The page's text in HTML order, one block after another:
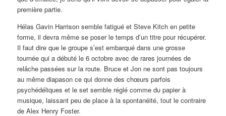
première partie.
Hélas Gavin Harrison semble fatigué et Steve Kitch en petite
forme, il devra même se poser le temps d’un titre pour récupérer.
Il faut dire que le groupe s’est embarqué dans une grosse
tournée qui a débuté le 6 octobre avec de rares journées de
relâche passées sur la route. Bruce et Jon ne sont pas toujours
au même diapason ce qui donne des chœurs parfois
psychédéliques et le set semble réglé comme du papier à
musique, laissant peu de place à la spontanéité, tout le contraire
de Alex Henry Foster.